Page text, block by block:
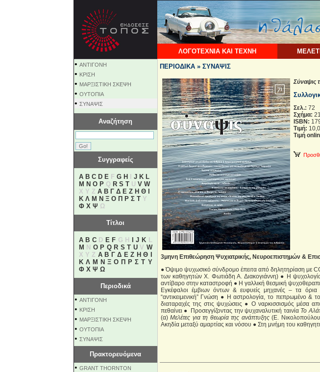
ΛΟΓΟΤΕΧΝΙΑ ΚΑΙ ΤΕΧΝΗ
• ΑΝΤΙΓΟΝΗ
• ΚΡΙΣΗ
• ΜΑΡΞΙΣΤΙΚΗ ΣΚΕΨΗ
• ΟΥΤΟΠΙΑ
• ΣΥΝΑΨΙΣ
Αναζήτηση
Συγγραφείς
A B C D EF G H J K L
M N O PQ R S TU V W
X Y Z Α Β Γ Δ Ε Ζ Η Θ
Κ Λ Μ Ν Ξ Ο Π Ρ Σ ΤΥ
Φ Χ Ψ Ω
Τίτλοι
A B CD E F G H J KL
M N O P Q R S T UV W
X Y Z Α Β Γ Δ Ε Ζ Η Θ
Κ Λ Μ Ν Ξ Ο Π Ρ Σ Τ Υ
Φ Χ Ψ Ω
Περιοδικά
• ΑΝΤΙΓΟΝΗ
• ΚΡΙΣΗ
• ΜΑΡΞΙΣΤΙΚΗ ΣΚΕΨΗ
• ΟΥΤΟΠΙΑ
• ΣΥΝΑΨΙΣ
Πρακτορευόμενα
• GRANT THORNTON
ΠΕΡΙΟΔΙΚΑ » ΣΥΝΑΨΙΣ
Σύναψις
Σελ.: 72
Σχήμα:
ISBN:
Τιμή:
Τιμή
3μηνη Επιθεώρηση Ψυχιατρικής, Νευροεπιστημών &
● Όψιμο ψυχωσικό σύνδρομο έπειτα από δηλητηρίαση με
των καθηγητών Χ. Φωτιάδη Α. Διακογιάννη) ● Η
αντίβαρο στην καταστροφή ● Η γαλλική θεσμική
Εγκέφαλοι έμβιων όντων & ευφυείς μηχανές – τα
“αντικειμενική” Γνώση ● Η αστρολογία, το πεπρωμένο &
διαταραχές της στις ψυχώσεις ● Ο ναρκισσισμός μέσα
πεθαίνει ● Προσεγγίζοντας την ψυχαναλυτική ταινία Το
(α) Μελέτες για τη θεωρία της ανάπτυξης(Ε.
Ακηδία μεταξύ αμαρτίας και νόσου ● Στη μνήμη του